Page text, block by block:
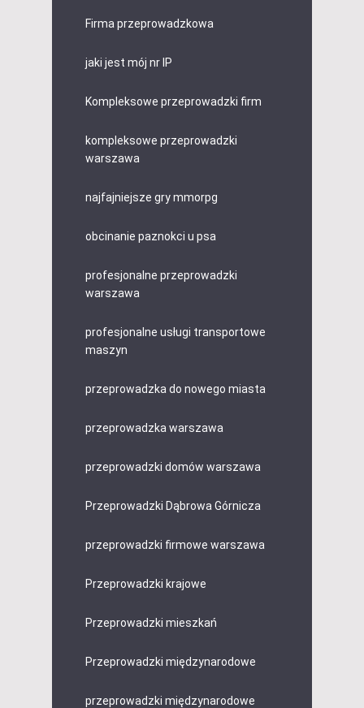
Firma przeprowadzkowa
jaki jest mój nr IP
Kompleksowe przeprowadzki firm
kompleksowe przeprowadzki
warszawa
najfajniejsze gry mmorpg
obcinanie paznokci u psa
profesjonalne przeprowadzki
warszawa
profesjonalne usługi transportowe
maszyn
przeprowadzka do nowego miasta
przeprowadzka warszawa
przeprowadzki domów warszawa
Przeprowadzki Dąbrowa Górnicza
przeprowadzki firmowe warszawa
Przeprowadzki krajowe
Przeprowadzki mieszkań
Przeprowadzki międzynarodowe
przeprowadzki międzynarodowe